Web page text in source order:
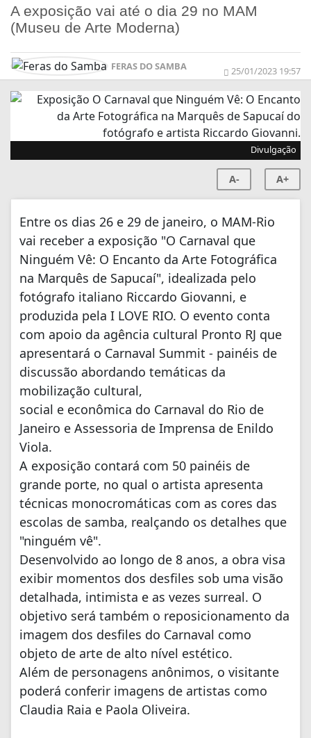
A exposição vai até o dia 29 no MAM
(Museu de Arte Moderna)
FERAS DO SAMBA 25/01/2023 19:57
Divulgação
A- A+
Entre os dias 26 e 29 de janeiro, o MAM-Rio
vai receber a exposição "O Carnaval que
Ninguém Vê: O Encanto da Arte Fotográfica
na Marquês de Sapucaí", idealizada pelo
fotógrafo italiano Riccardo Giovanni, e
produzida pela I LOVE RIO. O evento conta
com apoio da agência cultural Pronto RJ que
apresentará o Carnaval Summit - painéis de
discussão abordando temáticas da
mobilização cultural,
social e econômica do Carnaval do Rio de
Janeiro e Assessoria de Imprensa de Enildo
Viola.
A exposição contará com 50 painéis de
grande porte, no qual o artista apresenta
técnicas monocromáticas com as cores das
escolas de samba, realçando os detalhes que
"ninguém vê".
Desenvolvido ao longo de 8 anos, a obra visa
exibir momentos dos desfiles sob uma visão
detalhada, intimista e as vezes surreal. O
objetivo será também o reposicionamento da
imagem dos desfiles do Carnaval como
objeto de arte de alto nível estético.
Além de personagens anônimos, o visitante
poderá conferir imagens de artistas como
Claudia Raia e Paola Oliveira.